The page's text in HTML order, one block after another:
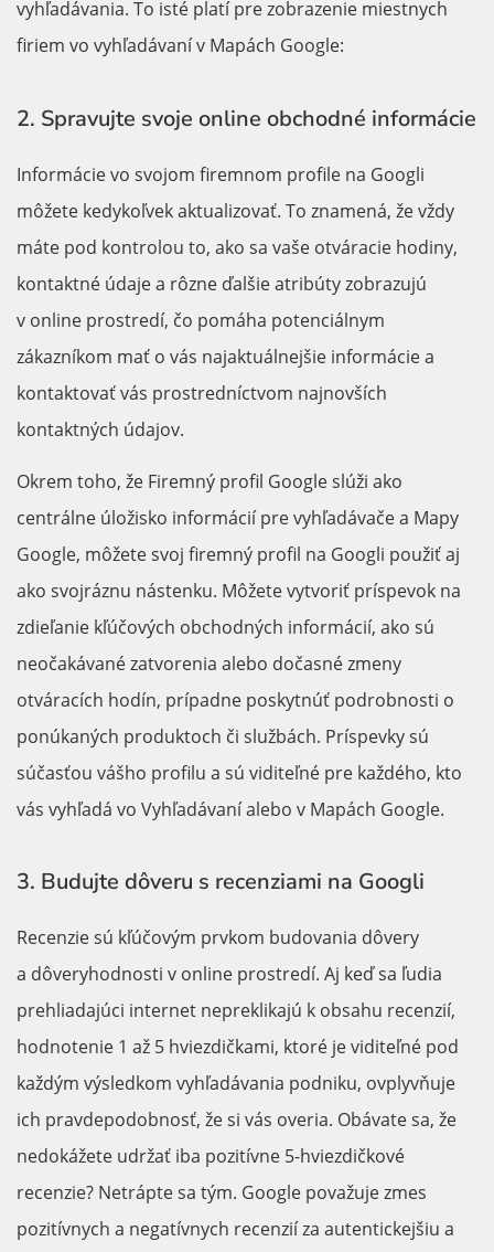
vyhľadávania. To isté platí pre zobrazenie miestnych
firiem vo vyhľadávaní v Mapách Google:
2. Spravujte svoje online obchodné informácie
Informácie vo svojom firemnom profile na Googli
môžete kedykoľvek aktualizovať. To znamená, že vždy
máte pod kontrolou to, ako sa vaše otváracie hodiny,
kontaktné údaje a rôzne ďalšie atribúty zobrazujú
v online prostredí, čo pomáha potenciálnym
zákazníkom mať o vás najaktuálnejšie informácie a
kontaktovať vás prostredníctvom najnovších
kontaktných údajov.
Okrem toho, že Firemný profil Google slúži ako
centrálne úložisko informácií pre vyhľadávače a Mapy
Google, môžete svoj firemný profil na Googli použiť aj
ako svojráznu nástenku. Môžete vytvoriť príspevok na
zdieľanie kľúčových obchodných informácií, ako sú
neočakávané zatvorenia alebo dočasné zmeny
otváracích hodín, prípadne poskytnúť podrobnosti o
ponúkaných produktoch či službách. Príspevky sú
súčasťou vášho profilu a sú viditeľné pre každého, kto
vás vyhľadá vo Vyhľadávaní alebo v Mapách Google.
3. Budujte dôveru s recenziami na Googli
Recenzie sú kľúčovým prvkom budovania dôvery
a dôveryhodnosti v online prostredí. Aj keď sa ľudia
prehliadajúci internet nepreklikajú k obsahu recenzií,
hodnotenie 1 až 5 hviezdičkami, ktoré je viditeľné pod
každým výsledkom vyhľadávania podniku, ovplyvňuje
ich pravdepodobnosť, že si vás overia. Obávate sa, že
nedokážete udržať iba pozitívne 5-hviezdičkové
recenzie? Netrápte sa tým. Google považuje zmes
pozitívnych a negatívnych recenzií za autentickejšiu a